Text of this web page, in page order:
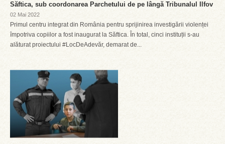
Săftica, sub coordonarea Parchetului de pe lângă Tribunalul Ilfov
02 Mai 2022
Primul centru integrat din România pentru sprijinirea investigării violenței
împotriva copiilor a fost inaugurat la Săftica. În total, cinci instituții s-au
alăturat proiectului #LocDeAdevăr, demarat de...